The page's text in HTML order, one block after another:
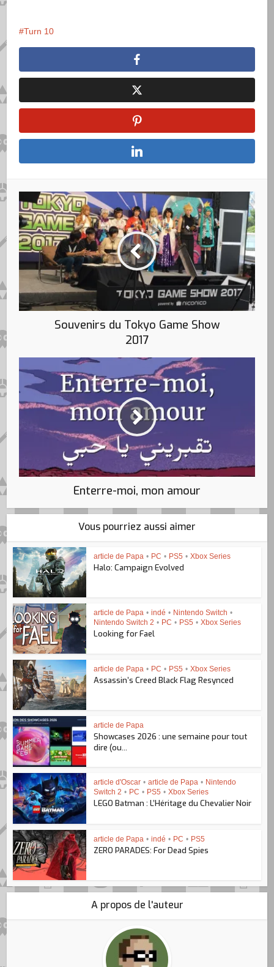
Turn 10
Souvenirs du Tokyo Game Show
2017
Enterre-moi, mon amour
Vous pourriez aussi aimer
article de Papa • PC • PS5 • Xbox Series
Halo: Campaign Evolved
article de Papa • indé • Nintendo Switch •
Nintendo Switch 2 • PC • PS5 • Xbox Series
Looking for Fael
article de Papa • PC • PS5 • Xbox Series
Assassin’s Creed Black Flag Resynced
article de Papa
Showcases 2026 : une semaine pour tout
dire (ou...
article d'Oscar • article de Papa • Nintendo
Switch 2 • PC • PS5 • Xbox Series
LEGO Batman : L’Héritage du Chevalier Noir
article de Papa • indé • PC • PS5
ZERO PARADES: For Dead Spies
A propos de l'auteur